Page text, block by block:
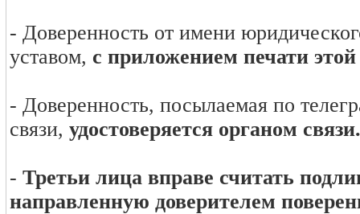
- Доверенность от имени
уставом, с приложением печати
- Доверенность, посылаемая по
связи, удостоверяется органом связи.
- Третьи лица вправе считать
направленную доверителем